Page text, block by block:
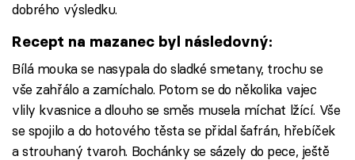
dobrého výsledku.
Recept na mazanec byl následovný:
Bílá mouka se nasypala do sladké smetany, trochu se
vše zahřálo a zamíchalo. Potom se do několika vajec
vlily kvasnice a dlouho se směs musela míchat lžící. Vše
se spojilo a do hotového těsta se přidal šafrán, hřebíček
a strouhaný tvaroh. Bochánky se sázely do pece, ještě